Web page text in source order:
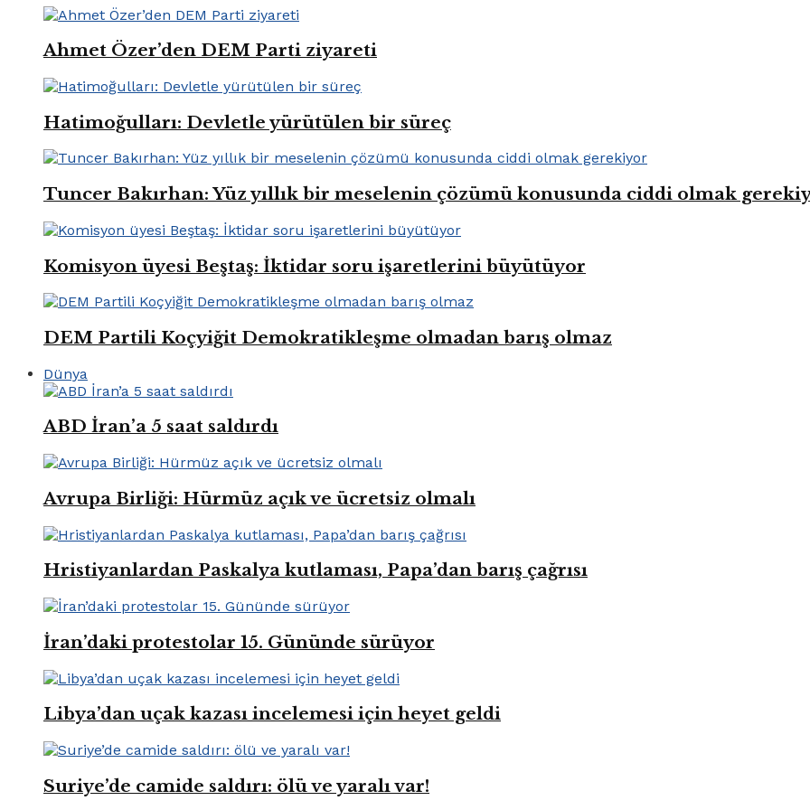
Ahmet Özer’den DEM Parti ziyareti
Hatimoğulları: Devletle yürütülen bir süreç
Tuncer Bakırhan: Yüz yıllık bir meselenin çözümü konusunda ciddi olmak
Komisyon üyesi Beştaş: İktidar soru işaretlerini büyütüyor
DEM Partili Koçyiğit Demokratikleşme olmadan barış olmaz
Dünya
ABD İran’a 5 saat saldırdı
Avrupa Birliği: Hürmüz açık ve ücretsiz olmalı
Hristiyanlardan Paskalya kutlaması, Papa’dan barış çağrısı
İran’daki protestolar 15. Gününde sürüyor
Libya’dan uçak kazası incelemesi için heyet geldi
Suriye’de camide saldırı: ölü ve yaralı var!